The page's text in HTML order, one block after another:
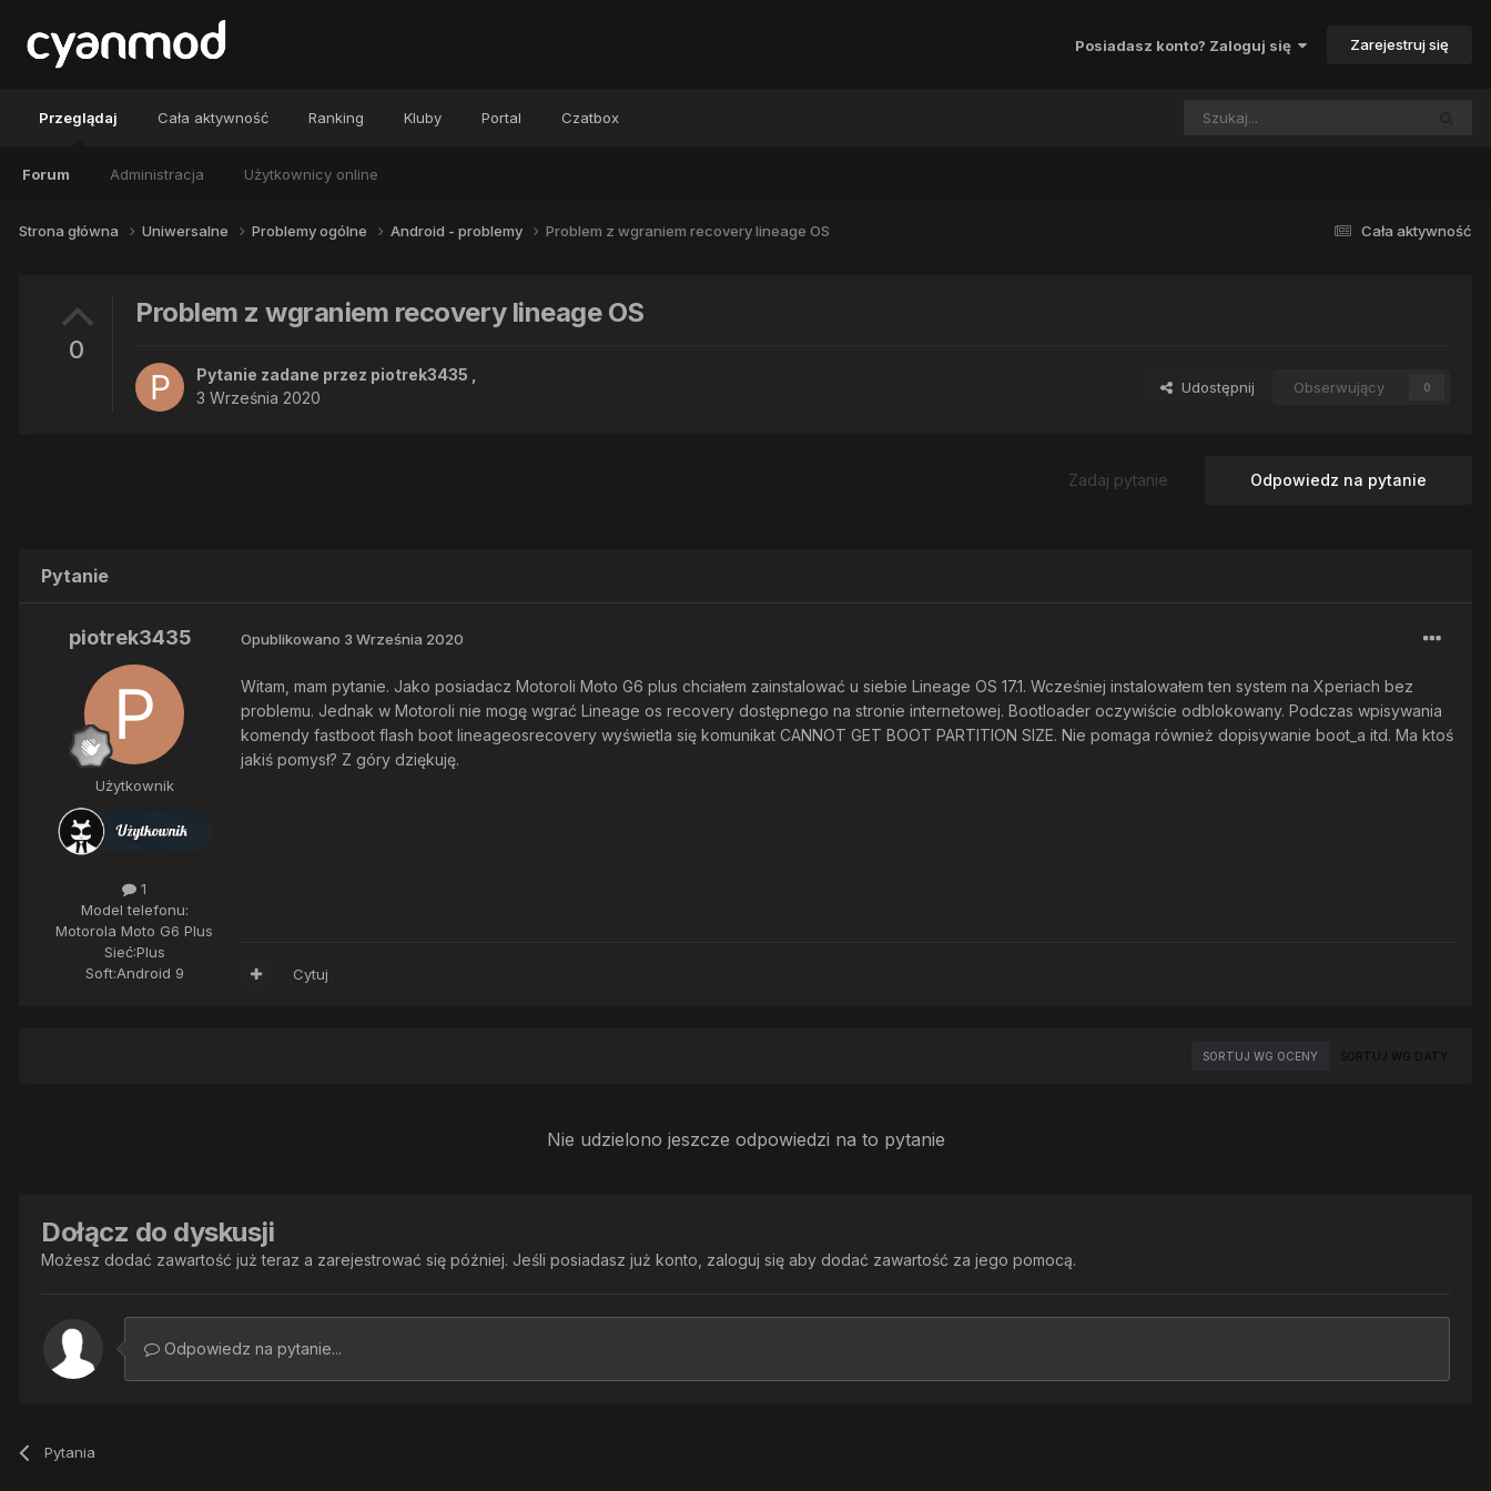
Posiadasz konto? Zaloguj się Zarejestruj się
Przeglądaj
Forum Administracja Użytkownicy online
Cała aktywność Ranking Kluby Portal Czatbox
Cała aktywność
Strona główna Uniwersalne Problemy ogólne Android - problemy Problem z wgraniem recovery lineage OS
0
Problem z wgraniem recovery lineage OS
Pytanie zadane przez piotrek3435
3 Września 2020
Udostępnij Obserwujący 0
Odpowiedz na pytanie
Zadaj pytanie
Pytanie
piotrek3435
Użytkownik
1
Model telefonu:
Motorola Moto G6 Plus
Sieć:Plus
Soft:Android 9
Opublikowano 3 Września 2020
Witam, mam pytanie. Jako posiadacz Motoroli Moto G6 plus chciałem zainstalować u siebie Lineage OS 17.1. Wcześniej instalowałem ten system na Xperiach bez
problemu. Jednak w Motoroli nie mogę wgrać Lineage os recovery dostępnego na stronie internetowej. Bootloader oczywiście odblokowany. Podczas wpisywania
komendy fastboot flash boot lineageosrecovery wyświetla się komunikat CANNOT GET BOOT PARTITION SIZE. Nie pomaga również dopisywanie boot_a itd. Ma ktoś
jakiś pomysł? Z góry dziękuję.
Cytuj
SORTUJ WG OCENY SORTUJ WG DATY
Nie udzielono jeszcze odpowiedzi na to pytanie
Dołącz do dyskusji
Możesz dodać zawartość już teraz a zarejestrować się później. Jeśli posiadasz już konto, zaloguj się aby dodać zawartość za jego pomocą.
Odpowiedz na pytanie...
Pytania